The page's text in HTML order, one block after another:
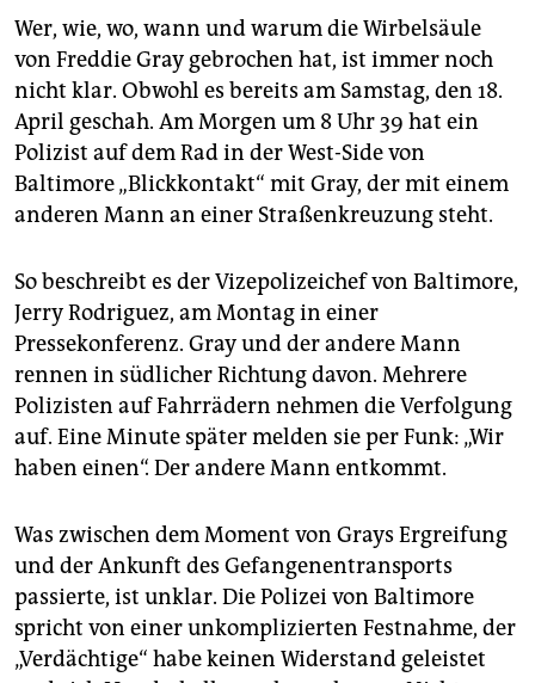
Wer, wie, wo, wann und warum die Wirbelsäule
von Freddie Gray gebrochen hat, ist immer noch
nicht klar. Obwohl es bereits am Samstag, den 18.
April geschah. Am Morgen um 8 Uhr 39 hat ein
Polizist auf dem Rad in der West-Side von
Baltimore „Blickkontakt“ mit Gray, der mit einem
anderen Mann an einer Straßenkreuzung steht.
So beschreibt es der Vizepolizeichef von Baltimore,
Jerry Rodriguez, am Montag in einer
Pressekonferenz. Gray und der andere Mann
rennen in südlicher Richtung davon. Mehrere
Polizisten auf Fahrrädern nehmen die Verfolgung
auf. Eine Minute später melden sie per Funk: „Wir
haben einen“. Der andere Mann entkommt.
Was zwischen dem Moment von Grays Ergreifung
und der Ankunft des Gefangenentransports
passierte, ist unklar. Die Polizei von Baltimore
spricht von einer unkomplizierten Festnahme, der
„Verdächtige“ habe keinen Widerstand geleistet